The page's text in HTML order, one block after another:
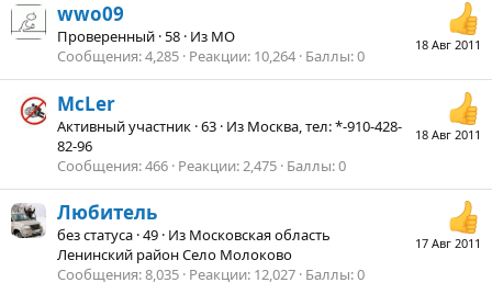
18 Авг 2011
wwo09
Проверенный ·58 · Из МО
Сообщения 4,285 Реакции 10,264 Баллы 0
18 Авг 2011
McLer
Активный участник ·63 · Из Москва, тел: *-910-428-
82-96
Сообщения 466 Реакции 2,475 Баллы 0
17 Авг 2011
Любитель
без статуса ·49 · Из Московская область
Ленинский район Село Молоково
Сообщения 8,035 Реакции 12,027 Баллы 0